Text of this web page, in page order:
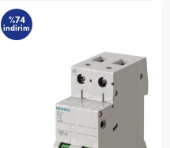
%74
indirim